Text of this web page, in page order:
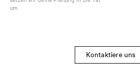
um.
Kontaktiere uns